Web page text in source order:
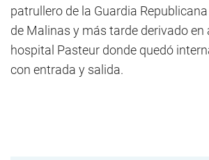
patrullero de la Guardia
de Malinas y más tarde derivado en
hospital Pasteur donde quedó
con entrada y salida.